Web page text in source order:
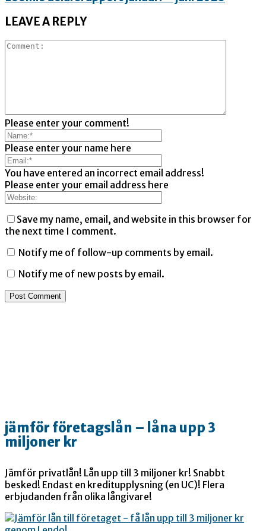
LEAVE A REPLY
Please enter your comment!
Please enter your name here
You have entered an incorrect email address!
Please enter your email address here
Save my name, email, and website in this browser for
the next time I comment.
Notify me of follow-up comments by email.
Notify me of new posts by email.
jämför företagslån – låna upp 3
miljoner kr
Jämför privatlån! Lån upp till 3 miljoner kr! Snabbt
besked! Endast en kreditupplysning (en UC)! Flera
erbjudanden från olika långivare!